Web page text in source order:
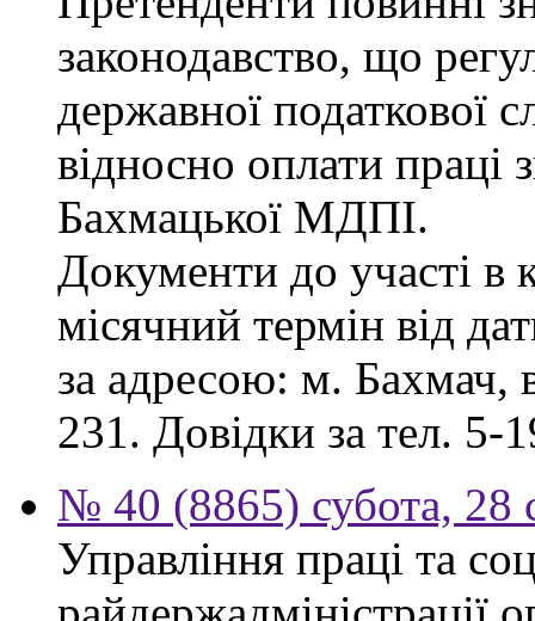
законодавство, що
державної податкової
відносно оплати праці
Бахмацької МДПІ.
Документи до участі в
місячний термін від
за адресою: м. Бахмач,
231. Довідки за тел. 5-
№ 40 (8865) субота, 28
Управління праці та